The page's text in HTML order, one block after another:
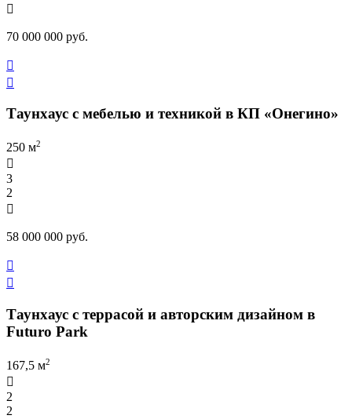

70 000 000 руб.


Таунхаус с мебелью и техникой в КП «Онегино»
250 м2

3
2

58 000 000 руб.


Таунхаус с террасой и авторским дизайном в
Futuro Park
167,5 м2

2
2